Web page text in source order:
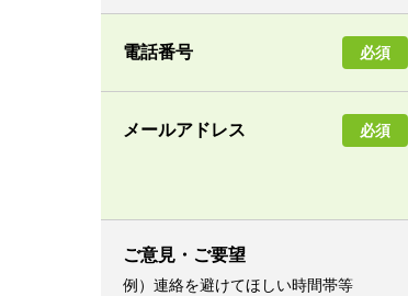
電話番号 必須
メールアドレス
必須
ご意見・ご要望
例）連絡を避けてほしい時間帯等